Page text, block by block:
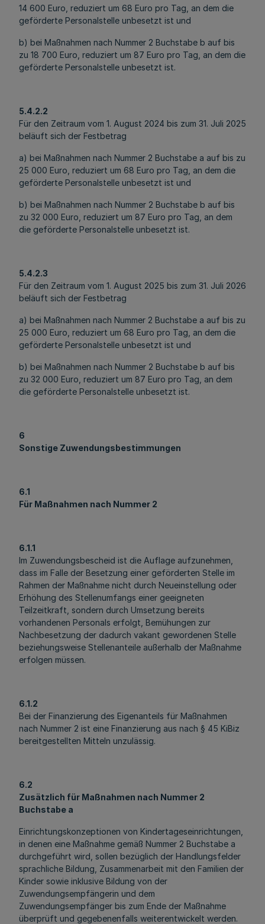
14 600 Euro, reduziert um 68 Euro pro Tag, an dem die
geförderte Personalstelle unbesetzt ist und
b) bei Maßnahmen nach Nummer 2 Buchstabe b auf bis
zu 18 700 Euro, reduziert um 87 Euro pro Tag, an dem die
geförderte Personalstelle unbesetzt ist.
5.4.2.2
Für den Zeitraum vom 1. August 2024 bis zum 31. Juli 2025
beläuft sich der Festbetrag
a) bei Maßnahmen nach Nummer 2 Buchstabe a auf bis zu
25 000 Euro, reduziert um 68 Euro pro Tag, an dem die
geförderte Personalstelle unbesetzt ist und
b) bei Maßnahmen nach Nummer 2 Buchstabe b auf bis
zu 32 000 Euro, reduziert um 87 Euro pro Tag, an dem
die geförderte Personalstelle unbesetzt ist.
5.4.2.3
Für den Zeitraum vom 1. August 2025 bis zum 31. Juli 2026
beläuft sich der Festbetrag
a) bei Maßnahmen nach Nummer 2 Buchstabe a auf bis zu
25 000 Euro, reduziert um 68 Euro pro Tag, an dem die
geförderte Personalstelle unbesetzt ist und
b) bei Maßnahmen nach Nummer 2 Buchstabe b auf bis
zu 32 000 Euro, reduziert um 87 Euro pro Tag, an dem
die geförderte Personalstelle unbesetzt ist.
6
Sonstige Zuwendungsbestimmungen
6.1
Für Maßnahmen nach Nummer 2
6.1.1
Im Zuwendungsbescheid ist die Auflage aufzunehmen,
dass im Falle der Besetzung einer geförderten Stelle im
Rahmen der Maßnahme nicht durch Neueinstellung oder
Erhöhung des Stellenumfangs einer geeigneten
Teilzeitkraft, sondern durch Umsetzung bereits
vorhandenen Personals erfolgt, Bemühungen zur
Nachbesetzung der dadurch vakant gewordenen Stelle
beziehungsweise Stellenanteile außerhalb der Maßnahme
erfolgen müssen.
6.1.2
Bei der Finanzierung des Eigenanteils für Maßnahmen
nach Nummer 2 ist eine Finanzierung aus nach § 45 KiBiz
bereitgestellten Mitteln unzulässig.
6.2
Zusätzlich für Maßnahmen nach Nummer 2
Buchstabe a
Einrichtungskonzeptionen von Kindertageseinrichtungen,
in denen eine Maßnahme gemäß Nummer 2 Buchstabe a
durchgeführt wird, sollen bezüglich der Handlungsfelder
sprachliche Bildung, Zusammenarbeit mit den Familien der
Kinder sowie inklusive Bildung von der
Zuwendungsempfängerin und dem
Zuwendungsempfänger bis zum Ende der Maßnahme
überprüft und gegebenenfalls weiterentwickelt werden.